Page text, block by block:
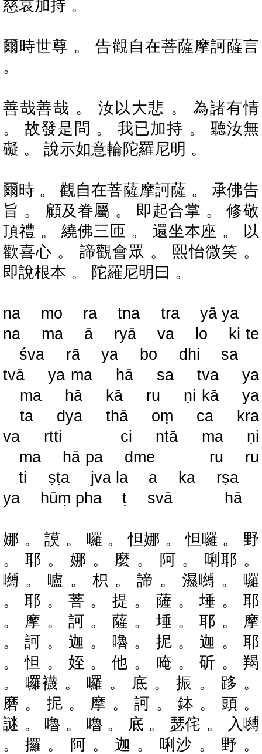
慈哀加持 。
爾時世尊 。 告觀自在菩薩摩訶薩言
。
善哉善哉 。 汝以大悲 。 為諸有情
。 故發是問 。 我已加持 。 聽汝無
礙 。 說示如意輪陀羅尼明 。
爾時 。 觀自在菩薩摩訶薩 。 承佛告
旨 。 顧及眷屬 。 即起合掌 。 修敬
頂禮 。 繞佛三匝 。 還坐本座 。 以
歡喜心 。 諦觀會眾 。 熙怡微笑 。
即說根本 。 陀羅尼明曰 。
na mo ra tna tra yā ya
na ma ā ryā va lo ki te
śva rā ya bo dhi sa
tvā ya ma hā sa tva ya
ma hā kā ru ṇi kā ya
ta dya thā oṃ ca kra
va rtti ci ntā ma ṇi
ma hā pa dme ru ru
ti ṣṭa jva la a ka rṣa
ya hūṃ pha ṭ svā hā
娜 。 謨 。 囉 。 怛娜 。 怛囉 。 野
。 耶 。 娜 。 麼 。 阿 。 唎耶 。
嚩 。 嚧 。 枳 。 諦 。 濕嚩 。 囉
。 耶 。 菩 。 提 。 薩 。 埵 。 耶
。 摩 。 訶 。 薩 。 埵 。 耶 。 摩
。 訶 。 迦 。 嚕 。 抳 。 迦 。 耶
。 怛 。 姪 。 他 。 唵 。 斫 。 羯
。 囉襪 。 囉 。 底 。 振 。 跢 。
磨 。 抳 。 摩 。 訶 。 鉢 。 頭 。
謎 。 嚕 。 嚕 。 底 。 瑟侘 。 入嚩
。 攞 。 阿 。 迦 。 唎沙 。 野 。